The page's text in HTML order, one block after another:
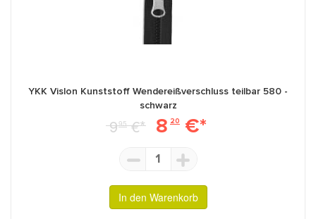
YKK Vislon Kunststoff Wendereißverschluss teilbar 580 -
schwarz
995€* 8 20 €*
1
In den Warenkorb